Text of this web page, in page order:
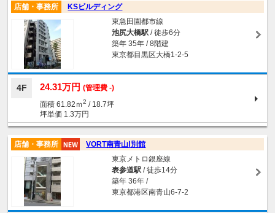
店舗・事務所
KSビルディング
東急田園都市線
池尻大橋駅/ 徒歩6分
築年 35年 / 8階建
東京都目黒区大橋1-2-5
4F 24.31万円 (管理費 -)
面積 61.82ｍ2 / 18.7坪
坪単価 1.3万円
店舗・事務所
VORT南青山Ⅰ別館
東京メトロ銀座線
表参道駅/ 徒歩14分
築年 36年 /
東京都港区南青山6-7-2